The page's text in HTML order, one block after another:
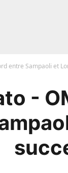
entre Sampaoli et
-